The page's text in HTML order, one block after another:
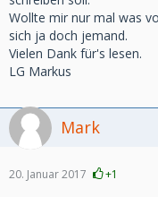
Wollte mir nur mal was
sich ja doch jemand.
Vielen Dank für's lesen.
LG Markus
Mark
20. Januar 2017 +1